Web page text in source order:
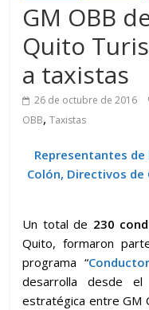
GM OBB
Quito
a taxistas
26 de octubre de 2016
OBB,Taxistas
Representantes
Colón, Directivos de
Un total de 230
Quito, formaron
programa “
desarrolla desde
estratégica entre GM